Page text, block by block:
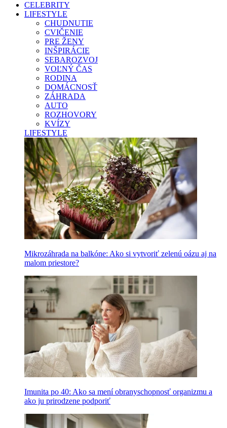
CELEBRITY
LIFESTYLE
CHUDNUTIE
CVIČENIE
PRE ŽENY
INŠPIRÁCIE
SEBAROZVOJ
VOĽNÝ ČAS
RODINA
DOMÁCNOSŤ
ZÁHRADA
AUTO
ROZHOVORY
KVÍZY
LIFESTYLE
Mikrozáhrada na balkóne: Ako si vytvoriť zelenú oázu aj na
malom priestore?
Imunita po 40: Ako sa mení obranyschopnosť organizmu a
ako ju prirodzene podporiť